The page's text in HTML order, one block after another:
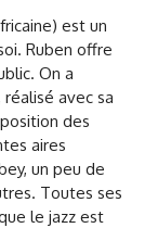
est un
Ruben offre
On a
réalisé avec sa
des
aires
un peu de
Toutes ses
le jazz est